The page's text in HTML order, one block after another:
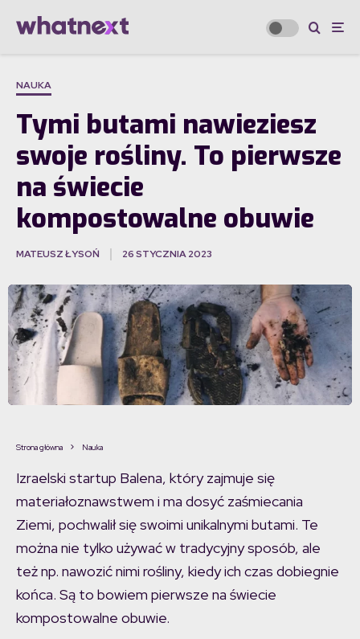
NAUKA
Tymi butami nawieziesz
swoje rośliny. To pierwsze
na świecie
kompostowalne obuwie
MATEUSZ ŁYSOŃ 26 STYCZNIA 2023
Strona główna Nauka
Izraelski startup Balena, który zajmuje się
materiałoznawstwem i ma dosyć zaśmiecania
Ziemi, pochwalił się swoimi unikalnymi butami. Te
można nie tylko używać w tradycyjny sposób, ale
też np. nawozić nimi rośliny, kiedy ich czas dobiegnie
końca. Są to bowiem pierwsze na świecie
kompostowalne obuwie.